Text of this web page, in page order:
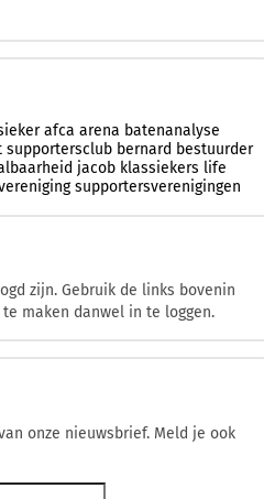
afca arena batenanalyse
supportersclub bernard bestuurder
jacob klassiekers life
supportersverenigingen
zijn. Gebruik de links bovenin
maken danwel in te loggen.
onze nieuwsbrief. Meld je ook